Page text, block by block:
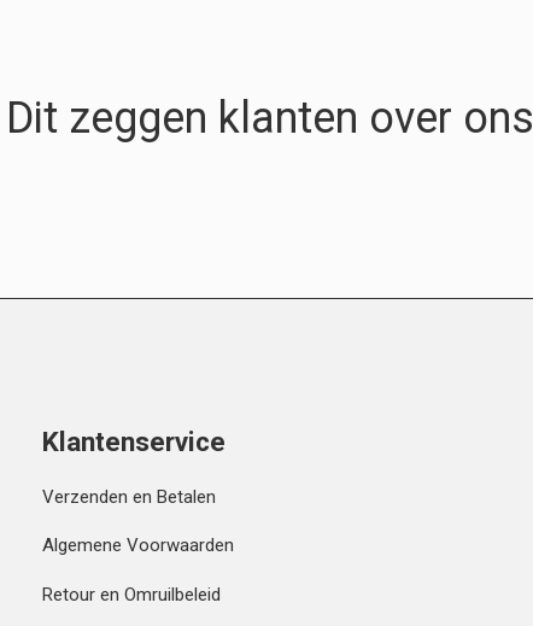
Dit zeggen klanten over ons
Klantenservice
Verzenden en Betalen
Algemene Voorwaarden
Retour en Omruilbeleid